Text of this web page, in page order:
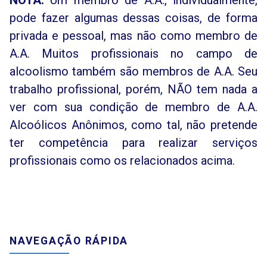
pode fazer algumas dessas coisas, de forma
privada e pessoal, mas não como membro de
A.A. Muitos profissionais no campo de
alcoolismo também são membros de A.A. Seu
trabalho profissional, porém, NÃO tem nada a
ver com sua condição de membro de A.A.
Alcoólicos Anônimos, como tal, não pretende
ter competência para realizar serviços
profissionais como os relacionados acima.
NAVEGAÇÃO RÁPIDA